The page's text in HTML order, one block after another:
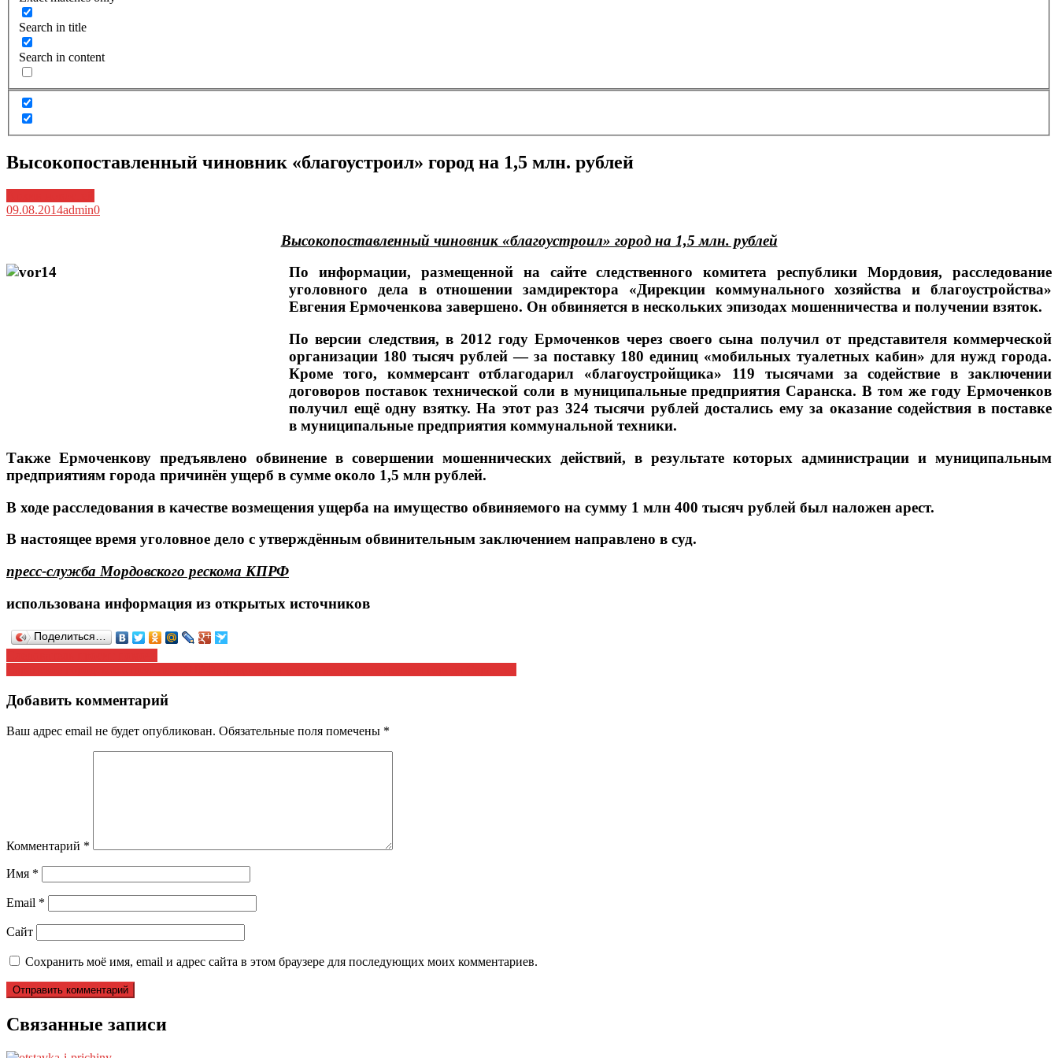
Search in title
Search in content
Высокопоставленный чиновник «благоустроил» город на 1,5 млн. рублей
09.08.2014admin0
Высокопоставленный чиновник «благоустроил» город на 1,5 млн. рублей
По информации, размещенной на сайте следственного комитета республики Мордовия, расследование
уголовного дела в отношении замдиректора «Дирекции коммунального хозяйства и благоустройства»
Евгения Ермоченкова завершено. Он обвиняется в нескольких эпизодах мошенничества и получении взяток.
По версии следствия, в 2012 году Ермоченков через своего сына получил от представителя коммерческой
организации 180 тысяч рублей — за поставку 180 единиц «мобильных туалетных кабин» для нужд города.
Кроме того, коммерсант отблагодарил «благоустройщика» 119 тысячами за содействие в заключении
договоров поставок технической соли в муниципальные предприятия Саранска. В том же году Ермоченков
получил ещё одну взятку. На этот раз 324 тысячи рублей достались ему за оказание содействия в поставке
в муниципальные предприятия коммунальной техники.
Также Ермоченкову предъявлено обвинение в совершении мошеннических действий, в результате которых администрации и муниципальным
предприятиям города причинён ущерб в сумме около 1,5 млн рублей.
В ходе расследования в качестве возмещения ущерба на имущество обвиняемого на сумму 1 млн 400 тысяч рублей был наложен арест.
В настоящее время уголовное дело с утверждённым обвинительным заключением направлено в суд.
пресс-служба Мордовского рескома КПРФ
использована информация из открытых источников
Поделиться…
Навигация
по
записям
Добавить комментарий
Ваш адрес email не будет опубликован. Обязательные поля помечены *
Комментарий *
Имя *
Email *
Сайт
Сохранить моё имя, email и адрес сайта в этом браузере для последующих моих комментариев.
Связанные записи